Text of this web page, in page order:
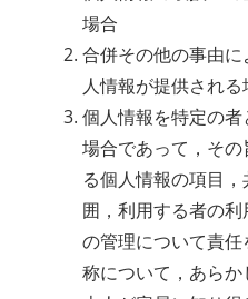
場合
合併その他の事由
人情報が提供される
個人情報を特定の
場合であって，そ
る個人情報の項目
囲，利用する者の
の管理について責
称について，あら